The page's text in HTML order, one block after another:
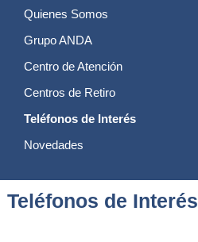
Quienes Somos
Grupo ANDA
Centro de Atención
Centros de Retiro
Teléfonos de Interés
Novedades
Teléfonos de Interés